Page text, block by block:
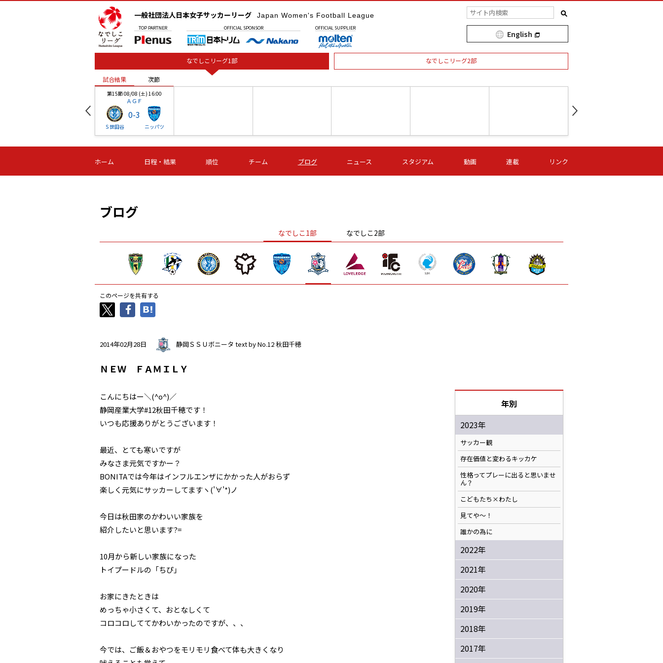
一般社団法人日本女子サッカーリーグ Japan Women's Football League
TOP PARTNER OFFICIAL SPONSOR OFFICIAL SUPPLIER
English
なでしこリーグ1部 なでしこリーグ2部
試合結果 次節
第15節 08/08 (土) 16:00
ＡＧＦ
Ｓ世田谷
0-3
ニッパツ
-
第16節 09/05 (土) 15:00
ニッパツ
-
第16節 09/05 (土) 15:00
石人の星
-
第16節 09/05 (土) 16:00
ＡＧＦ
-
いちご
-
第16節 09/06 (日) 15:00
-
第16節 09/06 (日) 15:00
- -
試合結果 次節
ホーム 日程・結果 順位 チーム ブログ ニュース スタジアム 動画 連載 リンク
ブログ
なでしこ1部 なでしこ2部
このページを共有する
2014年02月28日 静岡ＳＳＵボニータ text by No.12 秋田千穂
ＮＥＷ ＦＡＭＩＬＹ
こんにちはー＼(^o^)／
静岡産業大学#12秋田千穂です！
いつも応援ありがとうございます！
最近、とても寒いですが
みなさま元気ですかー？
BONITAでは今年はインフルエンザにかかった人がおらず
楽しく元気にサッカーしてますヽ('∀'*)ノ
今日は秋田家のかわいい家族を
紹介したいと思います?=
10月から新しい家族になった
トイプードルの「ちぴ」
お家にきたときは
めっちゃ小さくて、おとなしくて
コロコロしててかわいかったのですが、、、
今では、ご飯＆おやつをモリモリ食べて体も大きくなり
年別
2023年
サッカー観
存在価値と変わるキッカケ
性格ってプレーに出ると思いませ
ん？
こどもたち×わたし
見てや～！
誰かの為に
2022年
2021年
2020年
2019年
2018年
2017年